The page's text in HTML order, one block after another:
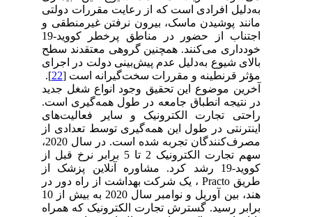
به‌دلیل افرادی است که از رعایت مقررات دولتی
مانند پوشیدن ماسک، بیرون نرفتن غیرمنطقی و
اجتناب از حضور در مناطق پرخطر کووید-19
خودداری می‌کنند. همچنین گروهی معتقدند سطح
بالای شیوع به‌دلیل عدم پیش‌بینی دولت در اجرای
مؤثر قرنطینه و مقررات سخت‌گیرانه است [22
].
آخرین موضوع این تحقیق وجود انواع شغل جدید
در نتیجه انطباق جامعه در طول همه‌گیری است.
راحتی تجارت الکترونیک و سایر فعالیت‌های
اینترنتی در طول این همه‌گیری توسط تعدادی از
مصرف‌کنندگان تجربه شده است. در سال 2020،
سهم تجارت الکترونیک 2 تا 5 برابر نرخ قبل از
کووید-19 رشد کرد. مشاوره آنلاین پزشک از
طریق Practo ، یک شرکت بهداشت از راه دور در
هند، بین آوریل و نوامبر سال 2020 به بیش از 10
برابر رسید. گسترش تجارت الکترونیک که همراه